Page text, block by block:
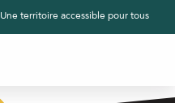
Une territoire accessible pour tous